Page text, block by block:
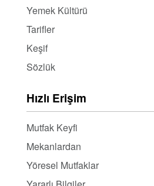
Yemek Kültürü
Tarifler
Keşif
Sözlük
Hızlı Erişim
Mutfak Keyfi
Mekanlardan
Yöresel Mutfaklar